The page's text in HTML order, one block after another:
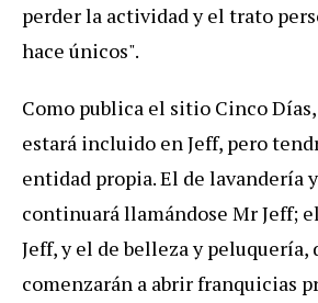
perder la actividad y el trato
hace únicos".
Como publica el sitio Cinco
estará incluido en Jeff, pero
entidad propia. El de lavandería
continuará llamándose Mr Jeff;
Jeff, y el de belleza y peluquería,
comenzarán a abrir franquicias